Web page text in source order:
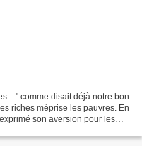
..." comme disait déjà notre bon
riches méprise les pauvres. En
son aversion pour les